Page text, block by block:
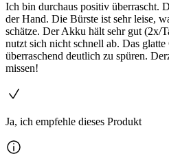
Ich bin durchaus positiv überrascht.
der Hand. Die Bürste ist sehr leise,
schätze. Der Akku hält sehr gut (2x/
nutzt sich nicht schnell ab. Das
überraschend deutlich zu spüren.
missen!
Ja, ich empfehle dieses Produkt